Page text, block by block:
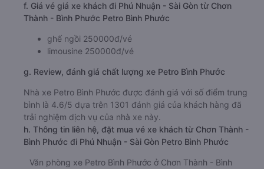
f. Giá vé giá xe khách đi Phú Nhuận - Sài Gòn từ Chơn
Thành - Bình Phước Petro Bình Phước
ghế ngồi 250000đ/vé
limousine 250000đ/vé
g. Review, đánh giá chất lượng xe Petro Bình Phước
Nhà xe Petro Bình Phước được đánh giá với số điểm trung
bình là 4.6/5 dựa trên 1301 đánh giá của khách hàng đã
trải nghiệm dịch vụ của nhà xe này.
h. Thông tin liên hệ, đặt mua vé xe khách từ Chơn Thành -
Bình Phước đi Phú Nhuận - Sài Gòn Petro Bình Phước
Văn phòng xe Petro Bình Phước ở Chơn Thành - Bình